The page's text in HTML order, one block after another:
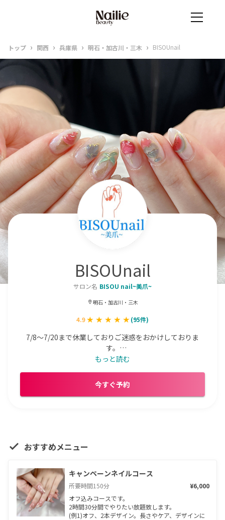
トップ › 関西 › 兵庫県 › 明石・加古川・三木 › BISOUnail
BISOUnail
サロン名 BISOU nail~美爪~
明石・加古川・三木
4.9 (95件)
7/8〜7/20まで休業しておりご迷惑をおかけしておりま
す。
キッズスペースあり！
INAネイルスペシャリストAA級
衛生管理取得
2児のママしています。やっと大好きなネイリストに戻っ
もっと読む
今すぐ予約
おすすめメニュー
キャンペーンネイルコース
所要時間150分
¥6,000
オフ込みコースです。
2時間30分間でやりたい放題致します。
(例1)オフ、2本デザイン。長さやケア、デザインに